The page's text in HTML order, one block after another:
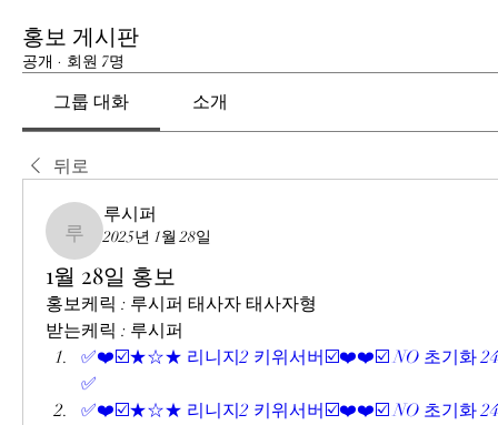
홍보 게시판
공개 · 회원 7명
그룹 대화 소개
뒤로
루시퍼
루시퍼
2025년 1월 28일
1월 28일 홍보
홍보케릭 : 루시퍼 태사자 태사자형
받는케릭 : 루시퍼
✅❤️☑️★☆★ 리니지2 키위서버☑️❤️❤️☑️ NO 초기화
✅
✅❤️☑️★☆★ 리니지2 키위서버☑️❤️❤️☑️ NO 초기화